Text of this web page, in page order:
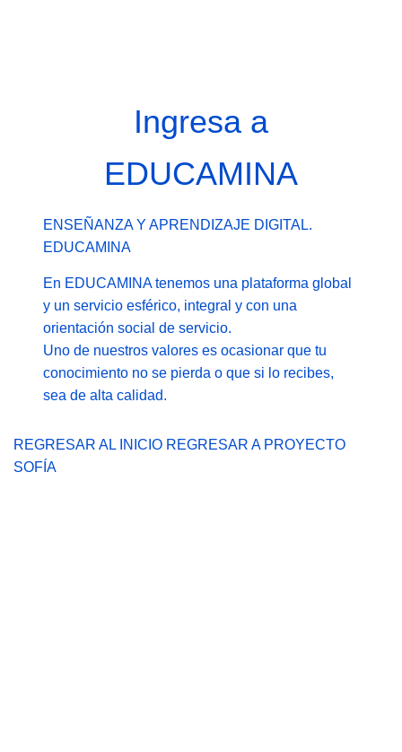
Ingresa a
EDUCAMINA
ENSEÑANZA Y APRENDIZAJE DIGITAL.
EDUCAMINA
En EDUCAMINA tenemos una plataforma global
y un servicio esférico, integral y con una
orientación social de servicio.
Uno de nuestros valores es ocasionar que tu
conocimiento no se pierda o que si lo recibes,
sea de alta calidad.
REGRESAR AL INICIO REGRESAR A PROYECTO
SOFÍA